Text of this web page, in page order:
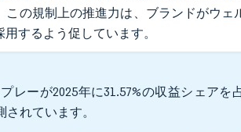
この規制上の推進力は、ブランドがウ
するよう促しています。
レーが2025年に31.57%の収益シェア
れています。